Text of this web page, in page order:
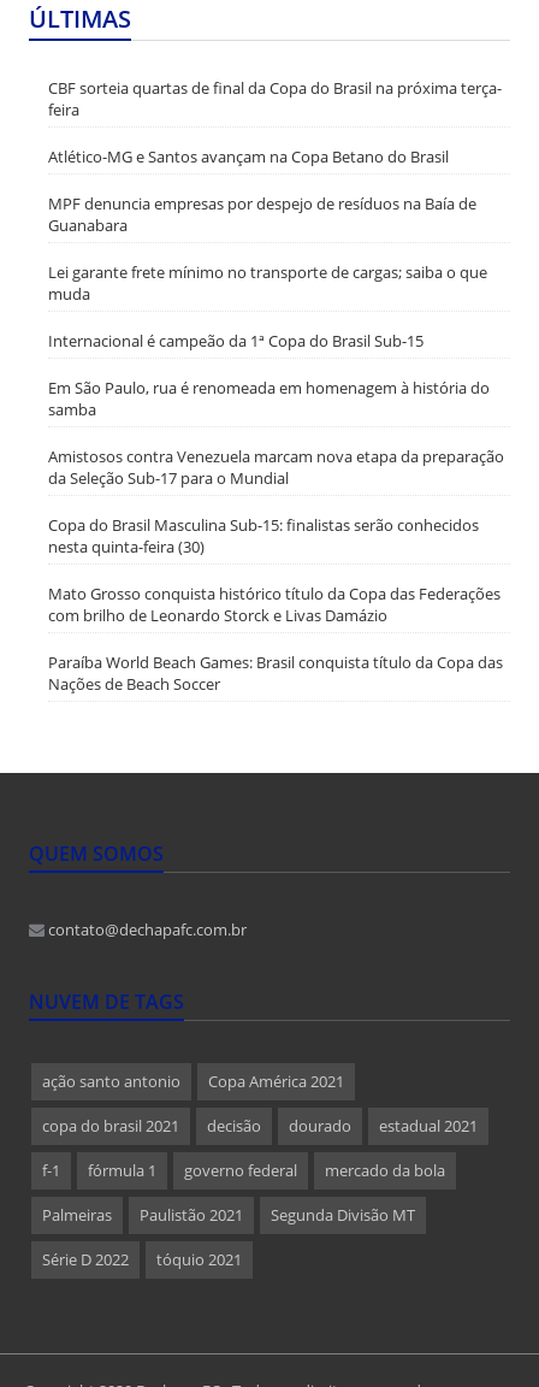
ÚLTIMAS
CBF sorteia quartas de final da Copa do Brasil na próxima terça-
feira
Atlético-MG e Santos avançam na Copa Betano do Brasil
MPF denuncia empresas por despejo de resíduos na Baía de
Guanabara
Lei garante frete mínimo no transporte de cargas; saiba o que
muda
Internacional é campeão da 1ª Copa do Brasil Sub-15
Em São Paulo, rua é renomeada em homenagem à história do
samba
Amistosos contra Venezuela marcam nova etapa da preparação
da Seleção Sub-17 para o Mundial
Copa do Brasil Masculina Sub-15: finalistas serão conhecidos
nesta quinta-feira (30)
Mato Grosso conquista histórico título da Copa das Federações
com brilho de Leonardo Storck e Livas Damázio
Paraíba World Beach Games: Brasil conquista título da Copa das
Nações de Beach Soccer
QUEM SOMOS
contato@dechapafc.com.br
NUVEM DE TAGS
ação santo antonio Copa América 2021
copa do brasil 2021 decisão dourado estadual 2021
f-1 fórmula 1 governo federal mercado da bola
Palmeiras Paulistão 2021 Segunda Divisão MT
Série D 2022 tóquio 2021